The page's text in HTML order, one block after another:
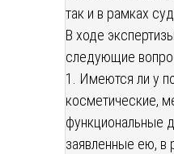
так и в рамках
В ходе
следующие
1. Имеются ли у
косметические,
функциональные
заявленные ею, в